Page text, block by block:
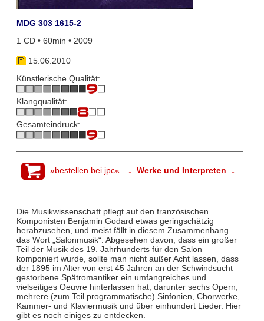
MDG 303 1615-2
1 CD • 60min • 2009
15.06.2010
Künstlerische Qualität:
Klangqualität:
Gesamteindruck:
»bestellen bei jpc« ↓ Werke und Interpreten ↓
Die Musikwissenschaft pflegt auf den französischen
Komponisten Benjamin Godard etwas geringschätzig
herabzusehen, und meist fällt in diesem Zusammenhang
das Wort „Salonmusik“. Abgesehen davon, dass ein großer
Teil der Musik des 19. Jahrhunderts für den Salon
komponiert wurde, sollte man nicht außer Acht lassen, dass
der 1895 im Alter von erst 45 Jahren an der Schwindsucht
gestorbene Spätromantiker ein umfangreiches und
vielseitiges Oeuvre hinterlassen hat, darunter sechs Opern,
mehrere (zum Teil programmatische) Sinfonien, Chorwerke,
Kammer- und Klaviermusik und über einhundert Lieder. Hier
gibt es noch einiges zu entdecken.